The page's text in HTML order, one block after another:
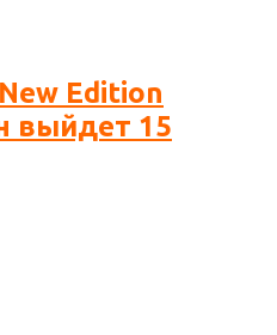
Edition
выйдет 15